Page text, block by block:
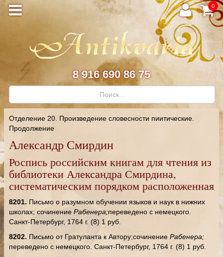
0
8 916 690 86 75
Отделение 20. Произведение словесности пиитические.
Продолжение
Александр Смирдин
Роспись российским книгам для чтения из
библиотеки Александра Смирдина,
систематическим порядком расположенная
8201. Письмо о разумном обучении языков и наук в нижних
школах; сочинение Рабенера;переведено с немецкого.
Санкт-Петербург, 1764 г. (8) 1 руб.
8202. Письмо от Гратуланта к Автору;сочинение Рабенера;
переведено с немецкого. Санкт-Петербург, 1764 г. (8) 1 руб.